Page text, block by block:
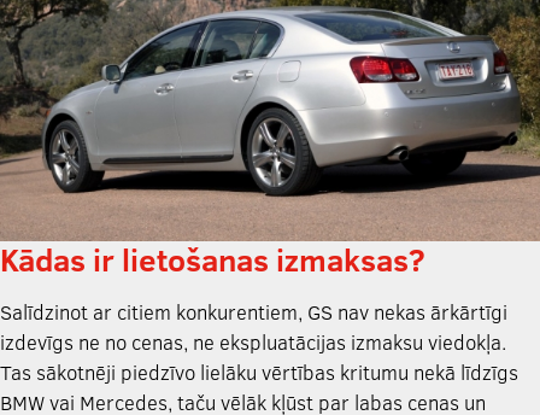
Kādas ir lietošanas izmaksas?
Salīdzinot ar citiem konkurentiem, GS nav nekas ārkārtīgi
izdevīgs ne no cenas, ne ekspluatācijas izmaksu viedokļa.
Tas sākotnēji piedzīvo lielāku vērtības kritumu nekā līdzīgs
BMW vai Mercedes, taču vēlāk kļūst par labas cenas un